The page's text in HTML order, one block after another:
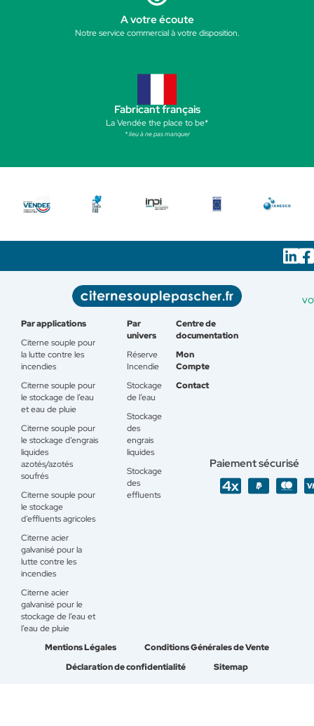
A votre écoute
Notre service commercial à votre disposition.
Fabricant français
La Vendée the place to be*
* lieu à ne pas manquer
Par applications
Citerne souple pour
la lutte contre les
incendies
Citerne souple pour
le stockage de l’eau
et eau de pluie
Citerne souple pour
le stockage d’engrais
liquides
azotés/azotés
soufrés
Citerne souple pour
le stockage
d’effluents agricoles
Citerne acier
galvanisé pour la
lutte contre les
incendies
Citerne acier
galvanisé pour le
stockage de l’eau et
l’eau de pluie
Par
univers
Réserve
Incendie
Stockage
de l’eau
Stockage
des
engrais
liquides
Stockage
des
effluents
Centre de
documentation
Mon
Compte
Contact
Paiement sécurisé
Mentions Légales
Conditions Générales de Vente
Déclaration de confidentialité
Sitemap